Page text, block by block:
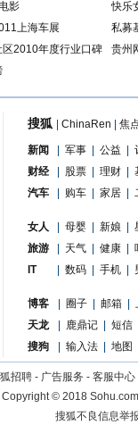
影
快乐
上海车展
私募
区2010年度行业口碑
贵州
搜狐 ChinaRen 焦
新闻 军事 公益
财经
股票 理财
汽车
购车 家居
女人 母婴 新娘
旅游
天气 健康
IT
数码 手机
博客 圈子 邮箱
天龙
鹿鼎记
短信
搜狗
输入法 地图
招聘 - 广告服务 - 客服中心
Copyright©2018
搜狐不良信息举